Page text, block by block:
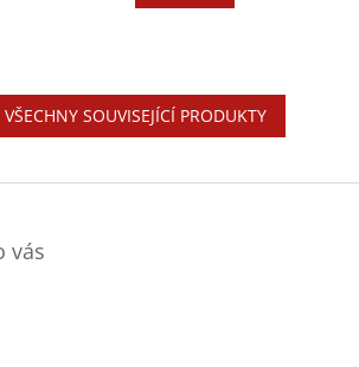
SOUVISEJÍCÍ PRODUKTY
vás